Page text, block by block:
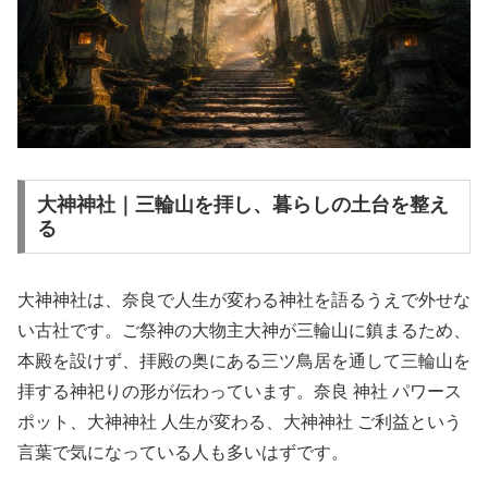
大神神社｜三輪山を拝し、暮らしの土台を整え
る
大神神社は、奈良で人生が変わる神社を語るうえで外せな
い古社です。ご祭神の大物主大神が三輪山に鎮まるため、
本殿を設けず、拝殿の奥にある三ツ鳥居を通して三輪山を
拝する神祀りの形が伝わっています。奈良 神社 パワース
ポット、大神神社 人生が変わる、大神神社 ご利益という
言葉で気になっている人も多いはずです。